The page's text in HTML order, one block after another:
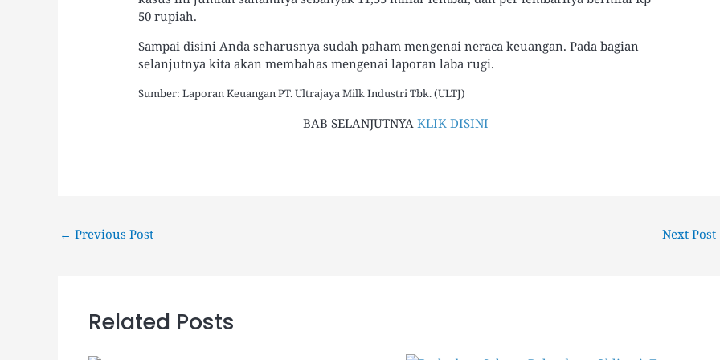
50 rupiah.
Sampai disini Anda seharusnya sudah paham mengenai neraca keuangan. Pada bagian
selanjutnya kita akan membahas mengenai laporan laba rugi.
Sumber: Laporan Keuangan PT. Ultrajaya Milk Industri Tbk. (ULTJ)
BAB SELANJUTNYA KLIK DISINI
← Previous Post Next Post
Related Posts